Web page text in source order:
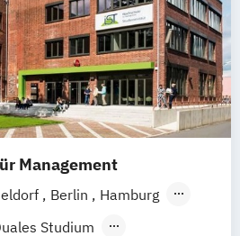
Management
Berlin
Hamburg
Frankfurt am Main
Studium